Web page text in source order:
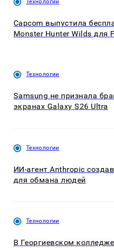
Capcom выпустила
Monster Hunter Wilds для
Технологии
Samsung не признала
экранах Galaxy S26 Ultra
Технологии
ИИ-агент Anthropic
для обмана людей
Технологии
В Георгиевском